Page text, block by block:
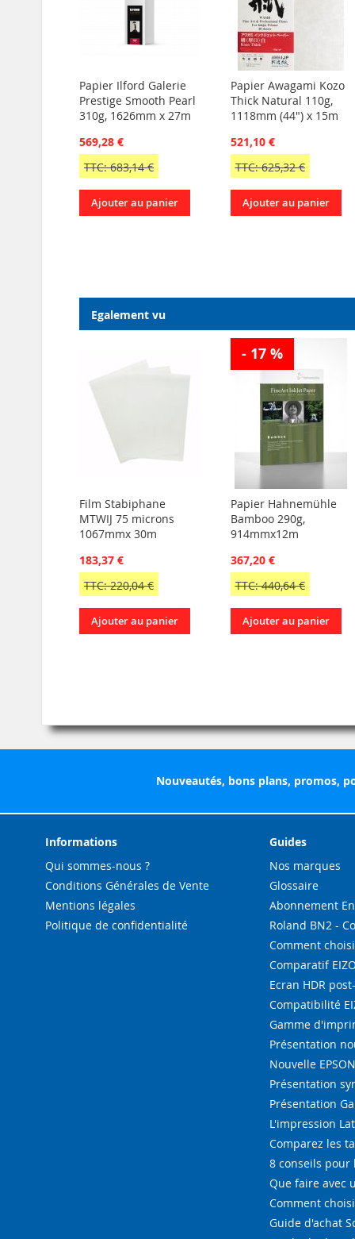
Papier Ilford Galerie
Prestige Smooth Pearl
310g, 1626mm x 27m
569,28 €
TTC: 683,14 €
Ajouter au panier
Papier Awagami Kozo
Thick Natural 110g,
1118mm (44") x 15m
521,10 €
TTC: 625,32 €
Ajouter au panier
Egalement vu
Film Stabiphane
MTWIJ 75 microns
1067mmx 30m
183,37 €
TTC: 220,04 €
Ajouter au panier
- 17 %
Papier Hahnemühle
Bamboo 290g,
914mmx12m
367,20 €
TTC: 440,64 €
Ajouter au panier
Nouveautés, bons plans, promos,
Informations
Qui sommes-nous ?
Conditions Générales de Vente
Mentions légales
Politique de confidentialité
Guides
Nos marques
Glossaire
Abonnement
Roland BN2 -
Comment
Comparatif EIZO
Ecran HDR
Compatibilité
Gamme
Présentation
Nouvelle
Présentation
Présentation
L'impression
Comparez les
8 conseils pour
Que faire avec
Comment
Guide d'achat